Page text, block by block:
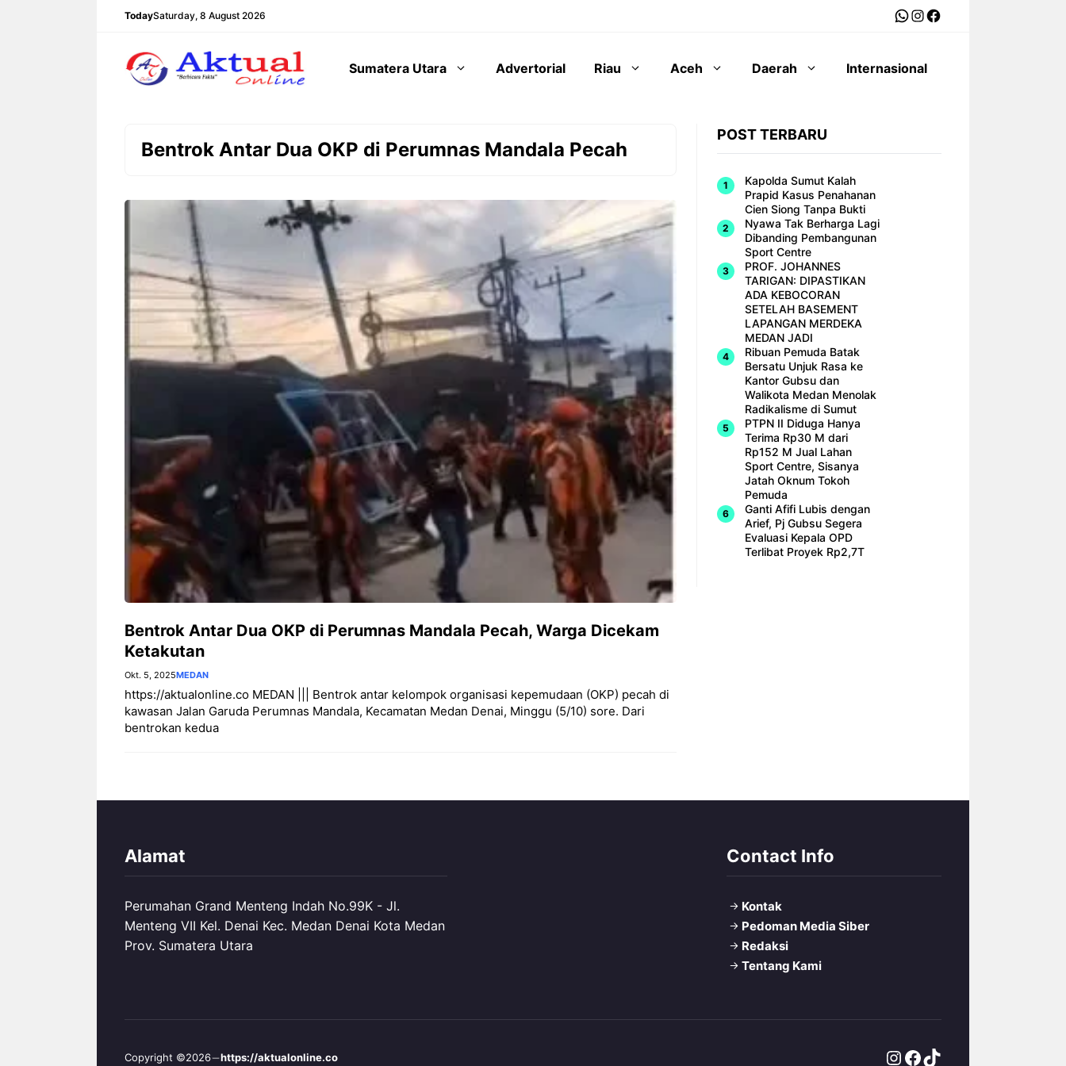
TodaySaturday, 8 August 2026 WhatsApp
Instagram
Facebook
Sumatera Utara Advertorial Riau Aceh Daerah Internasional
Bentrok Antar Dua OKP di Perumnas Mandala Pecah
Bentrok Antar Dua OKP di Perumnas Mandala Pecah, Warga Dicekam
Ketakutan
Okt. 5, 2025MEDAN
https://aktualonline.co MEDAN ||| Bentrok antar kelompok organisasi kepemudaan (OKP) pecah di
kawasan Jalan Garuda Perumnas Mandala, Kecamatan Medan Denai, Minggu (5/10) sore. Dari
bentrokan kedua
POST TERBARU
Kapolda Sumut Kalah
Prapid Kasus Penahanan
Cien Siong Tanpa Bukti
Nyawa Tak Berharga Lagi
Dibanding Pembangunan
Sport Centre
PROF. JOHANNES
TARIGAN: DIPASTIKAN
ADA KEBOCORAN
SETELAH BASEMENT
LAPANGAN MERDEKA
MEDAN JADI
Ribuan Pemuda Batak
Bersatu Unjuk Rasa ke
Kantor Gubsu dan
Walikota Medan Menolak
Radikalisme di Sumut
PTPN II Diduga Hanya
Terima Rp30 M dari
Rp152 M Jual Lahan
Sport Centre, Sisanya
Jatah Oknum Tokoh
Pemuda
Ganti Afifi Lubis dengan
Arief, Pj Gubsu Segera
Evaluasi Kepala OPD
Terlibat Proyek Rp2,7T
Alamat
Perumahan Grand Menteng Indah No.99K - Jl.
Menteng VII Kel. Denai Kec. Medan Denai Kota Medan
Prov. Sumatera Utara
Contact Info
Kontak
Pedoman Media Siber
Redaksi
Tentang Kami
Copyright ©2026 https://aktualonline.co Instagram
Facebook
TikTok